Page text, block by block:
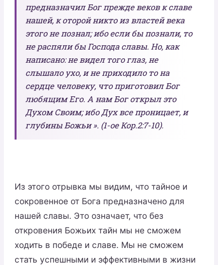
предназначил Бог прежде веков к славе
нашей, к оторой никто из властей века
этого не познал; ибо если бы познали, то
не распяли бы Господа славы. Но, как
написано: не видел того глаз, не
слышало ухо, и не приходило то на
сердце человеку, что приготовил Бог
любящим Его. А нам Бог открыл это
Духом Своим; ибо Дух все проницает, и
глубины Божьи ». (1-ое Кор.2:7-10).
Из этого отрывка мы видим, что тайное и
сокровенное от Бога предназначено для
нашей славы. Это означает, что без
откровения Божьих тайн мы не сможем
ходить в победе и славе. Мы не сможем
стать успешными и эффективными в жизни